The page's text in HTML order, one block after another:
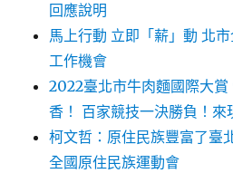
回應說明
馬上行動 立即「薪」動 北
工作機會
2022臺北市牛肉麵國際大賞
香！ 百家競技一決勝負！來
柯文哲：原住民族豐富了臺
全國原住民族運動會